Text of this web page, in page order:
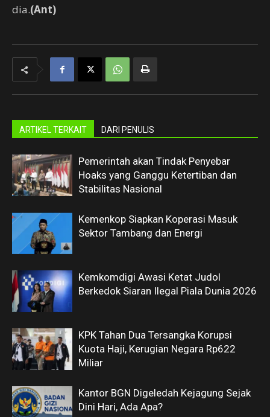
dia.(Ant)
ARTIKEL TERKAIT DARI PENULIS
Pemerintah akan Tindak Penyebar
Hoaks yang Ganggu Ketertiban dan
Stabilitas Nasional
Kemenkop Siapkan Koperasi Masuk
Sektor Tambang dan Energi
Kemkomdigi Awasi Ketat Judol
Berkedok Siaran Ilegal Piala Dunia 2026
KPK Tahan Dua Tersangka Korupsi
Kuota Haji, Kerugian Negara Rp622
Miliar
Kantor BGN Digeledah Kejagung Sejak
Dini Hari, Ada Apa?